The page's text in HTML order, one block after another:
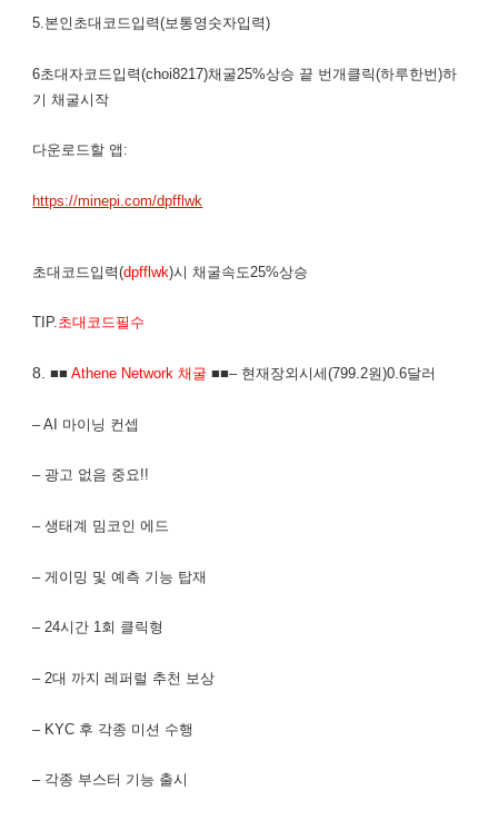
5.본인초대코드입력(보통영숫자입력)
6초대자코드입력(choi8217)채굴25%상승 끝 번개클릭(하루한번)하
기 채굴시작
다운로드할 앱:
https://minepi.com/dpfflwk
초대코드입력(dpfflwk)시 채굴속도25%상승
TIP.초대코드필수
8.■■Athene Network 채굴 ■■– 현재장외시세(799.2원)0.6달러
– AI 마이닝 컨셉
– 광고 없음 중요!!
– 생태계 밈코인 에드
– 게이밍 및 예측 기능 탑재
– 24시간 1회 클릭형
– 2대 까지 레퍼럴 추천 보상
– KYC 후 각종 미션 수행
– 각종 부스터 기능 출시